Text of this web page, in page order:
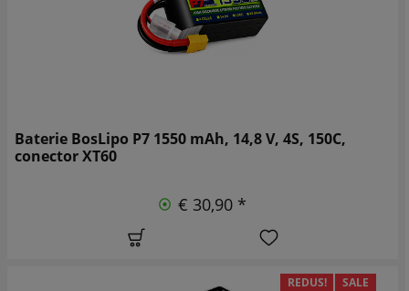
Baterie BosLipo P7 1550 mAh, 14,8 V, 4S, 150C,
conector XT60
€ 30,90 *
REDUS! SALE